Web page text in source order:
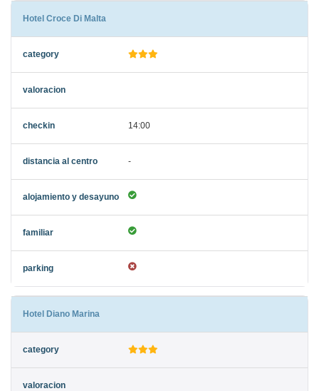
Hotel Croce Di Malta
14:00
-
Hotel Diano Marina